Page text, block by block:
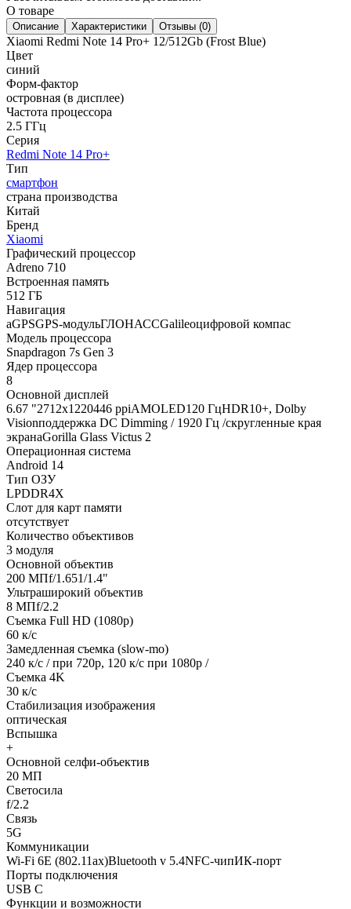
О товаре
Описание Характеристики Отзывы (0)
Xiaomi Redmi Note 14 Pro+ 12/512Gb (Frost Blue)
Цвет
синий
Форм-фактор
островная (в дисплее)
Частота процессора
2.5 ГГц
Серия
Redmi Note 14 Pro+
Тип
смартфон
страна производства
Китай
Бренд
Xiaomi
Графический процессор
Adreno 710
Встроенная память
512 ГБ
Навигация
aGPSGPS-модульГЛОНАССGalileoцифровой компас
Модель процессора
Snapdragon 7s Gen 3
Ядер процессора
8
Основной дисплей
6.67 "2712x1220446 ppiAMOLED120 ГцHDR10+, Dolby
Visionподдержка DC Dimming / 1920 Гц /скругленные края
экранаGorilla Glass Victus 2
Операционная система
Android 14
Тип ОЗУ
LPDDR4X
Слот для карт памяти
отсутствует
Количество объективов
3 модуля
Основной объектив
200 МПf/1.651/1.4"
Ультраширокий объектив
8 МПf/2.2
Съемка Full HD (1080p)
60 к/с
Замедленная съемка (slow-mo)
240 к/с / при 720р, 120 к/с при 1080р /
Съемка 4K
30 к/с
Стабилизация изображения
оптическая
Вспышка
+
Основной селфи-объектив
20 МП
Светосила
f/2.2
Связь
5G
Коммуникации
Wi-Fi 6E (802.11ax)Bluetooth v 5.4NFC-чипИК-порт
Порты подключения
USB C
Функции и возможности